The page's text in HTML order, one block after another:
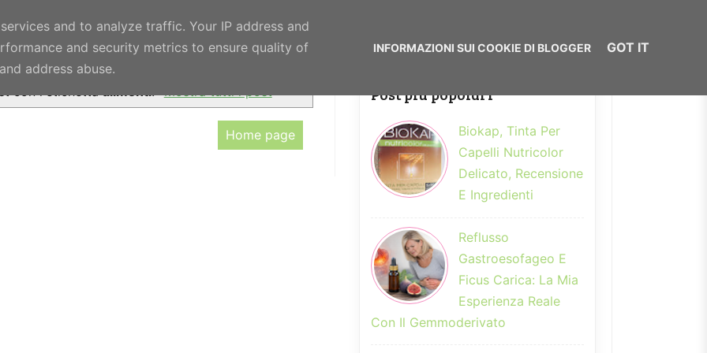
APPROFONDIMENTI PRIVACY POLICY COOKIE POLICY
Home page
Post più popolari
Biokap, Tinta Per
Capelli Nutricolor
Delicato, Recensione
E Ingredienti
Reflusso
Gastroesofageo E
Ficus Carica: La Mia
Esperienza Reale
Con Il Gemmoderivato
and to analyze traffic. Your IP address and
and security metrics to ensure quality of
address abuse.
GOT IT